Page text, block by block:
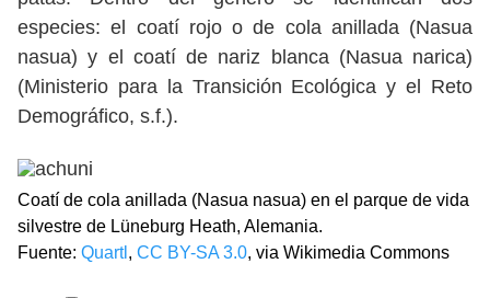
especies: el coatí rojo o de cola anillada (Nasua
nasua) y el coatí de nariz blanca (Nasua narica)
(Ministerio para la Transición Ecológica y el Reto
Demográfico, s.f.).
Coatí de cola anillada (Nasua nasua) en el parque de vida
silvestre de Lüneburg Heath, Alemania.
Fuente: Quartl , CC BY-SA 3.0, via Wikimedia Commons